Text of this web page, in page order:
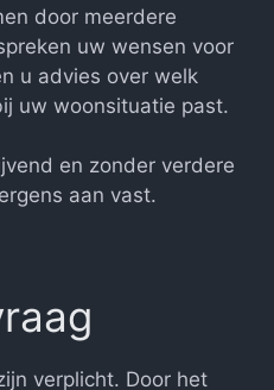
door meerdere
uw wensen voor
u advies over welk
uw woonsituatie past.
en zonder verdere
aan vast.
verplicht. Door het